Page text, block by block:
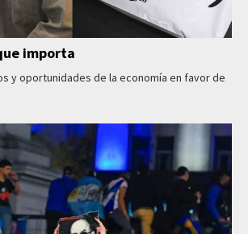
importa
y oportunidades de la economía en favor de